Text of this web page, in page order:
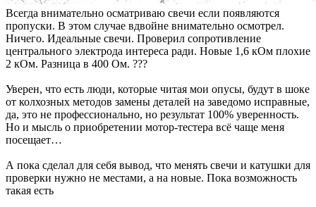
Всегда внимательно осматриваю свечи если появляются
пропуски. В этом случае вдвойне внимательно осмотрел.
Ничего. Идеальные свечи. Проверил сопротивление
центрального электрода интереса ради. Новые 1,6 кОм плохие
2 кОм. Разница в 400 Ом. ???
Уверен, что есть люди, которые читая мои опусы, будут в шоке
от колхозных методов замены деталей на заведомо исправные,
да, это не профессионально, но результат 100% уверенность.
Но и мысль о приобретении мотор-тестера всё чаще меня
посещает…
А пока сделал для себя вывод, что менять свечи и катушки для
проверки нужно не местами, а на новые. Пока возможность
такая есть